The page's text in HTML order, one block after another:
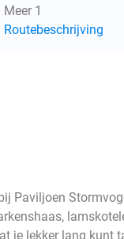
Meer 1
Routebeschrijving
Paviljoen
je lekker lang kunt